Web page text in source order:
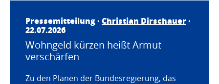
Pressemitteilung · Christian Dirschauer·
22.07.2026
Wohngeld kürzen heißt Armut
verschärfen
Zu den Plänen der Bundesregierung, das